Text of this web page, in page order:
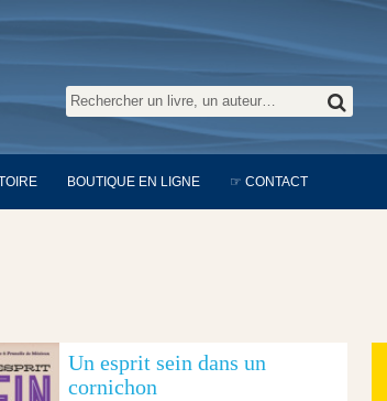
BOUTIQUE EN LIGNE ☞ CONTACT
Un esprit sein dans un
cornichon